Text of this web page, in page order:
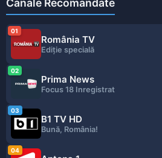
Canale Recomandate
01
România TV
Ediție specială
02
Prima News
Focus 18 Inregistrat
03
B1 TV HD
Bună, România!
04